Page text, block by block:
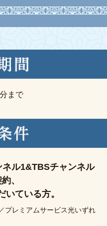
まで
ル1&TBSチャンネル
、
いている方。
プレミアムサービス光いずれ